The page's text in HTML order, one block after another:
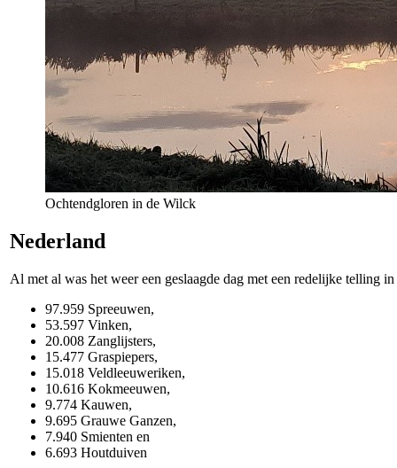
Ochtendgloren in de Wilck
Nederland
Al met al was het weer een geslaagde dag met een redelijke telling
97.959 Spreeuwen,
53.597 Vinken,
20.008 Zanglijsters,
15.477 Graspiepers,
15.018 Veldleeuweriken,
10.616 Kokmeeuwen,
9.774 Kauwen,
9.695 Grauwe Ganzen,
7.940 Smienten en
6.693 Houtduiven